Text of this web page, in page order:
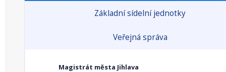
Základní sídelní jednotky
Veřejná správa
Magistrát města Jihlava